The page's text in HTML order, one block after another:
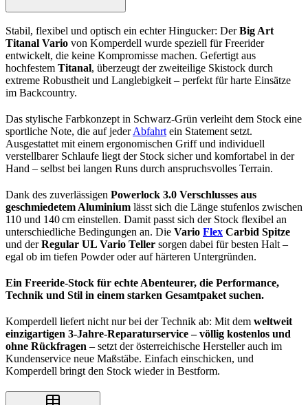
Stabil, flexibel und optisch ein echter Hingucker: DerBig Art
Titanal Vario von Komperdell wurde speziell für Freerider
entwickelt, die keine Kompromisse machen. Gefertigt aus
hochfestem Titanal, überzeugt der zweiteilige Skistock durch
extreme Robustheit und Langlebigkeit – perfekt für harte Einsätze
im Backcountry.
Das stylische Farbkonzept in Schwarz-Grün verleiht dem Stock eine
sportliche Note, die auf jederAbfahrtein Statement setzt.
Ausgestattet mit einem ergonomischen Griff und individuell
verstellbarer Schlaufe liegt der Stock sicher und komfortabel in der
Hand – selbst bei langen Runs durch anspruchsvolles Terrain.
Dank des zuverlässigen Powerlock 3.0 Verschlusses aus
geschmiedetem Aluminium lässt sich die Länge stufenlos zwischen
110 und 140 cm einstellen. Damit passt sich der Stock flexibel an
unterschiedliche Bedingungen an. Die Vario Flex Carbid Spitze
und derRegular UL Vario Teller sorgen dabei für besten Halt –
egal ob im tiefen Powder oder auf härteren Untergründen.
Ein Freeride-Stock für echte Abenteurer, die Performance,
Technik und Stil in einem starken Gesamtpaket suchen.
Komperdell liefert nicht nur bei der Technik ab: Mit dem weltweit
einzigartigen 3-Jahre-Reparaturservice – völlig kostenlos und
ohne Rückfragen – setzt der österreichische Hersteller auch im
Kundenservice neue Maßstäbe. Einfach einschicken, und
Komperdell bringt den Stock wieder in Bestform.